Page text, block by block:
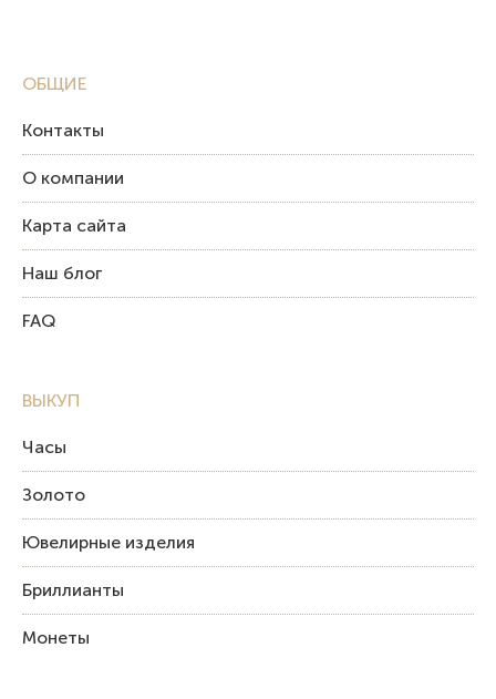
ОБЩИЕ
Контакты
О компании
Карта сайта
Наш блог
FAQ
ВЫКУП
Часы
Золото
Ювелирные изделия
Бриллианты
Монеты